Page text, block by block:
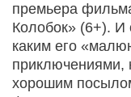
премьера
Колобок» (6+). И
каким его
приключениями,
хорошим